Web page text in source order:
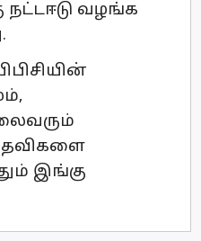
நட்டஈடு வழங்க
இங்கு